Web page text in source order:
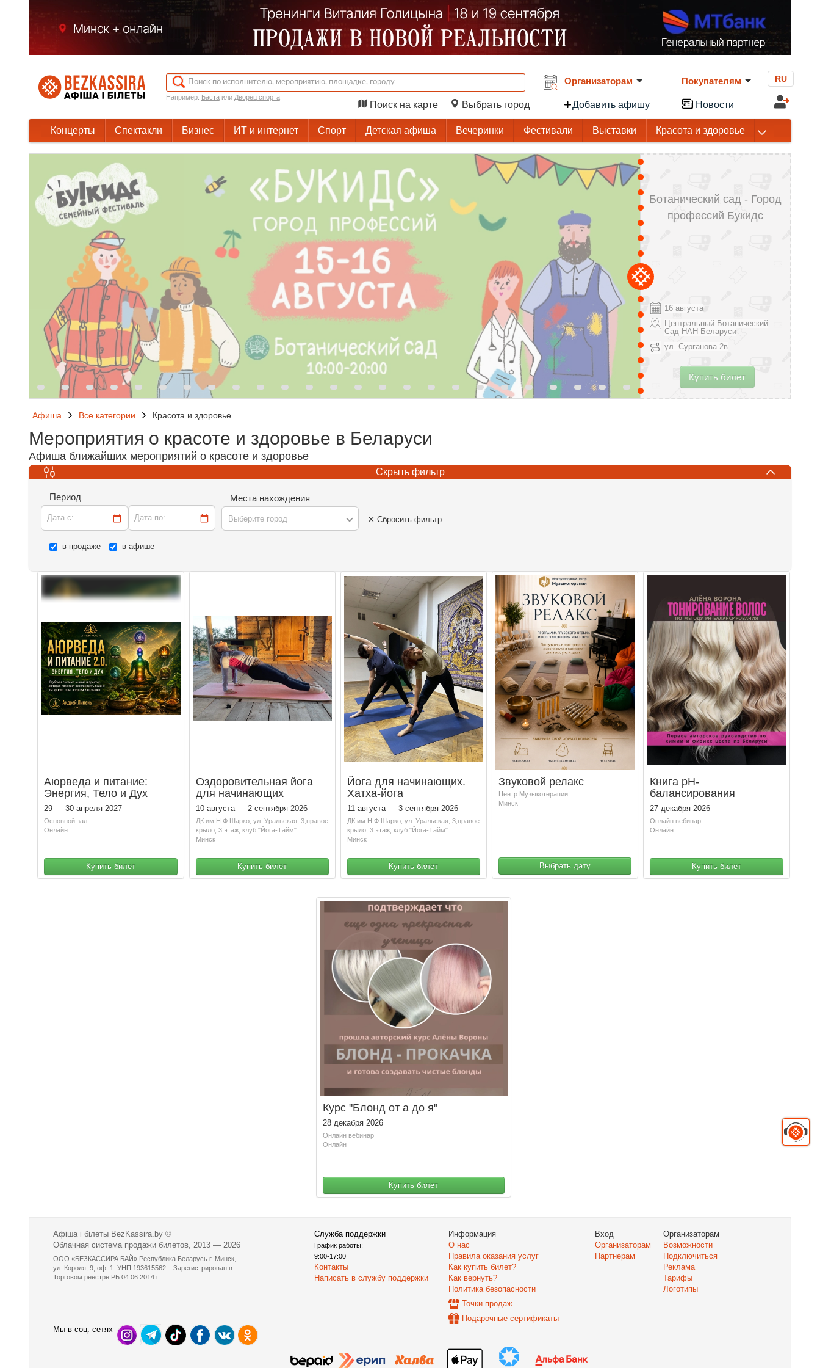
Например: Бастаили Дворец спорта
Поиск на карте Выбрать город
Организаторам
Добавить афишу
Покупателям
Новости
RU
Концерты Спектакли Бизнес ИТ и интернет Спорт Детская афиша Вечеринки Фестивали Выставки Красота и здоровье
Ботанический сад - Город
профессий Букидс
16 августа
Центральный Ботанический
Сад НАН Беларуси
ул. Сурганова 2в
Купить билет
Афиша Все категории Красота и здоровье
Мероприятия о красоте и здоровье в Беларуси
Афиша ближайших мероприятий о красоте и здоровье
Скрыть фильтр
Период
Дата c: Дата по:
Места нахождения
Выберите город ✕ Сбросить фильтр
в продаже в афише
Аюрведа и питание:
Энергия, Тело и Дух
29 — 30 апреля 2027
Основной зал
Онлайн
Купить билет
Оздоровительная йога
для начинающих
10 августа — 2 сентября 2026
ДК им.Н.Ф.Шарко, ул. Уральская, 3;правое
крыло, 3 этаж, клуб "Йога-Тайм"
Минск
Купить билет
Йога для начинающих.
Хатха-йога
11 августа — 3 сентября 2026
ДК им.Н.Ф.Шарко, ул. Уральская, 3;правое
крыло, 3 этаж, клуб "Йога-Тайм"
Минск
Купить билет
Звуковой релакс
Центр Музыкотерапии
Минск
Выбрать дату
Книга рН-
балансирования
27 декабря 2026
Онлайн вебинар
Онлайн
Купить билет
Курс "Блонд от а до я"
28 декабря 2026
Онлайн вебинар
Онлайн
Купить билет
Афіша і білеты BezKassira.by ©
Облачная система продажи билетов, 2013 — 2026
ООО «БЕЗКАССИРА БАЙ» Республика Беларусь г. Минск,
ул. Короля, 9, оф. 1. УНП 193615562. . Зарегистрирован в
Торговом реестре РБ 04.06.2014 г.
Служба поддержки
График работы:
9:00-17:00
Контакты
Написать в службу поддержки
Информация
О нас
Правила оказания услуг
Как купить билет?
Как вернуть?
Политика безопасности
Точки продаж
Подарочные сертификаты
Вход
Организаторам
Партнерам
Организаторам
Возможности
Подключиться
Реклама
Тарифы
Логотипы
Мы в соц. сетях